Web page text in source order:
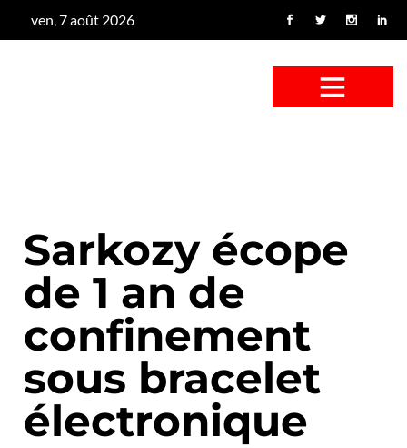
ven, 7 août 2026
Sarkozy écope
de 1 an de
confinement
sous bracelet
électronique